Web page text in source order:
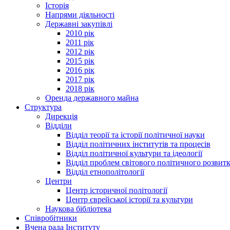
Історія
Напрями діяльності
Державні закупівлі
2010 рік
2011 рік
2012 рік
2015 рік
2016 рік
2017 рік
2018 рік
Оренда державного майна
Структура
Дирекція
Відділи
Відділ теорії та історії політичної науки
Відділ політичних інститутів та процесів
Відділ політичної культури та ідеології
Відділ проблем світового політичного
Відділ етнополітології
Центри
Центр історичної політології
Центр єврейської історії та культури
Наукова бібліотека
Співробітники
Вчена рада Інституту